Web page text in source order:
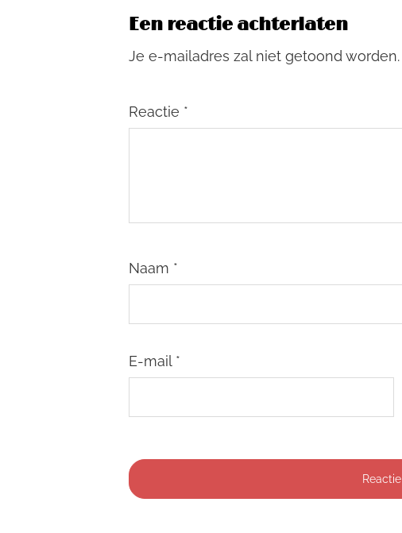
Een reactie achterlaten
Je e-mailadres zal niet getoond worden.
Reactie *
Naam *
E-mail *